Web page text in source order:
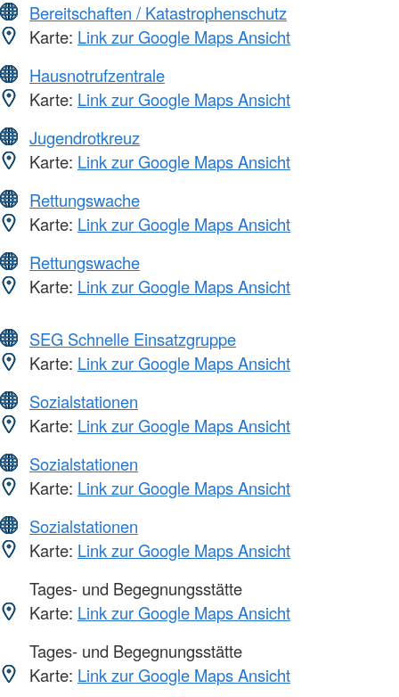
Bereitschaften / Katastrophenschutz
Karte: Link zur Google Maps Ansicht
Hausnotrufzentrale
Karte: Link zur Google Maps Ansicht
Jugendrotkreuz
Karte: Link zur Google Maps Ansicht
Rettungswache
Karte: Link zur Google Maps Ansicht
Rettungswache
Karte: Link zur Google Maps Ansicht
SEG Schnelle Einsatzgruppe
Karte: Link zur Google Maps Ansicht
Sozialstationen
Karte: Link zur Google Maps Ansicht
Sozialstationen
Karte: Link zur Google Maps Ansicht
Sozialstationen
Karte: Link zur Google Maps Ansicht
Tages- und Begegnungsstätte
Karte: Link zur Google Maps Ansicht
Tages- und Begegnungsstätte
Karte: Link zur Google Maps Ansicht